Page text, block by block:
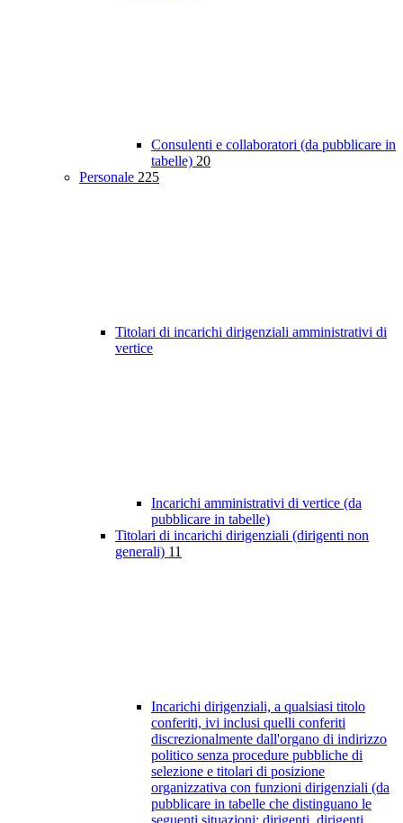
Consulenti e collaboratori (da pubblicare in
tabelle) 20
Personale 225
Titolari di incarichi dirigenziali amministrativi di
vertice
Incarichi amministrativi di vertice (da
pubblicare in tabelle)
Titolari di incarichi dirigenziali (dirigenti non
generali) 11
Incarichi dirigenziali, a qualsiasi titolo
conferiti, ivi inclusi quelli conferiti
discrezionalmente dall'organo di indirizzo
politico senza procedure pubbliche di
selezione e titolari di posizione
organizzativa con funzioni dirigenziali (da
pubblicare in tabelle che distinguano le